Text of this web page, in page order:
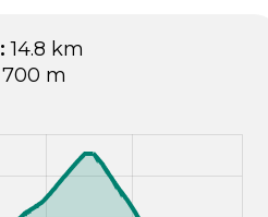
: 14.8 km
700 m